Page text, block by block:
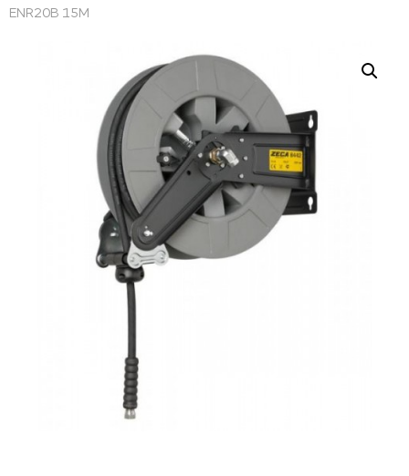
ENR20B 15M